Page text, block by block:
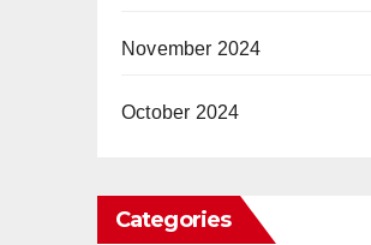
November 2024
October 2024
Categories